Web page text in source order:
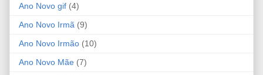
Ano Novo gif (4)
Ano Novo Irmã (9)
Ano Novo Irmão (10)
Ano Novo Mãe (7)